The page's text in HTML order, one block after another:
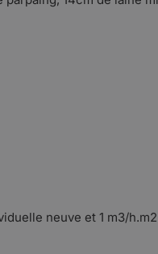
neuve et 1 m3/